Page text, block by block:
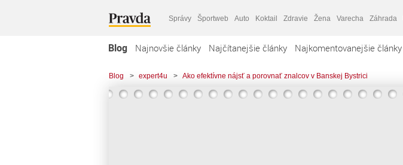
Správy Športweb Auto Koktail Zdravie Žena Varecha Záhrada
Blog Najnovšie články Najčítanejšie články Najkomentovanejšie články
Blog > expert4u > Ako efektívne nájsť a porovnať znalcov v Banskej Bystrici